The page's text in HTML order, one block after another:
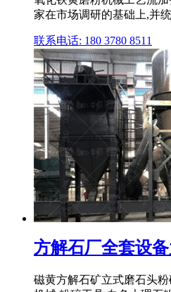
家在市场调研的基础上,并
联系电话: 180 3780 8511
方解石厂全套设
磁黄方解石矿立式磨石头